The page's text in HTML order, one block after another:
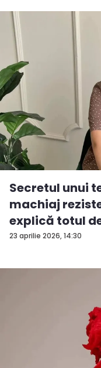
23 aprilie 2026, 14:30
Secretul unui
machiaj
explică totul